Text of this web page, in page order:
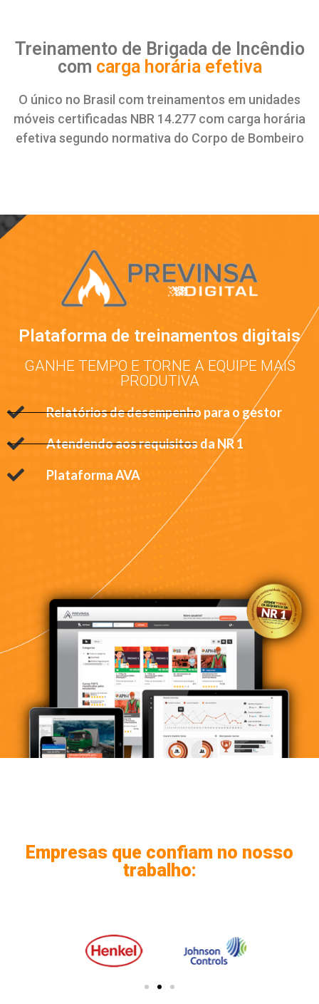
Treinamento de Brigada de Incêndio
com carga horária efetiva
O único no Brasil com treinamentos em unidades
móveis certificadas NBR 14.277 com carga horária
efetiva segundo normativa do Corpo de Bombeiro
Plataforma de treinamentos digitais
GANHE TEMPO E TORNE A EQUIPE MAIS
PRODUTIVA
Relatórios de desempenho para o gestor
Atendendo aos requisitos da NR 1
Plataforma AVA
Empresas que confiam no nosso
trabalho: